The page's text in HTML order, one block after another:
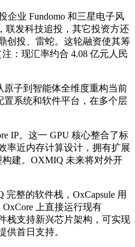
企业 Fundomo 和三星电子风
联发科技追投，其它投资方还
创投、雷蛇。这轮融资使其筹
：现汇率约合 4.08 亿元人民
子到智能体全维度重构当前
置系统和软件平台，在多个层
IP。这一 GPU 核心整合了标
率近内存计算设计，拥有扩展
构建。OXMIQ 未来将对外开
整的软件栈，OxCapsule 用
上直接运行现有
栈支持新兴芯片架构，可实现
供首日支持。